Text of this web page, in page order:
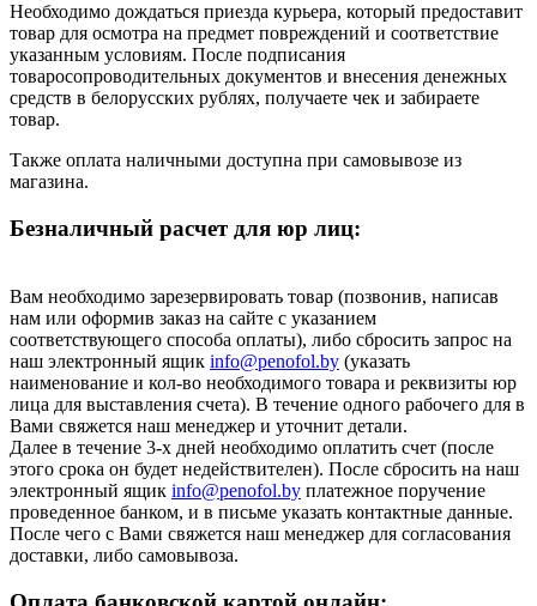
Необходимо дождаться приезда курьера, который предоставит
товар для осмотра на предмет повреждений и соответствие
указанным условиям. После подписания
товаросопроводительных документов и внесения денежных
средств в белорусских рублях, получаете чек и забираете
товар.
Также оплата наличными доступна при самовывозе из
магазина.
Безналичный расчет для юр лиц:
Вам необходимо зарезервировать товар (позвонив, написав
нам или оформив заказ на сайте с указанием
соответствующего способа оплаты), либо сбросить запрос на
наш электронный ящик info@penofol.by (указать
наименование и кол-во необходимого товара и реквизиты юр
лица для выставления счета). В течение одного рабочего для в
Вами свяжется наш менеджер и уточнит детали.
Далее в течение 3-х дней необходимо оплатить счет (после
этого срока он будет недействителен). После сбросить на наш
электронный ящик info@penofol.by платежное поручение
проведенное банком, и в письме указать контактные данные.
После чего с Вами свяжется наш менеджер для согласования
доставки, либо самовывоза.